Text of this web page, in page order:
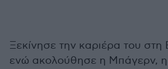
Ξεκίνησε την καριέρα του στη
ενώ ακολούθησε η Μπάγερν, η